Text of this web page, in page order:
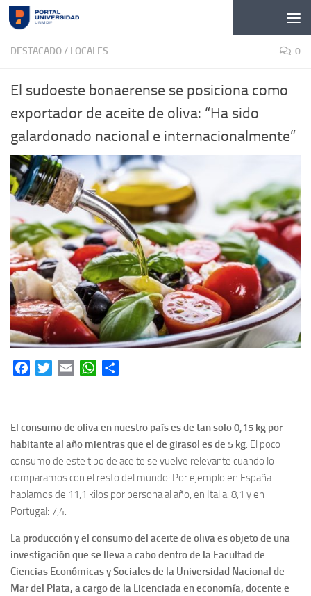
Skip to content
DESTACADO/ LOCALES 0
El sudoeste bonaerense se posiciona como
exportador de aceite de oliva: “Ha sido
galardonado nacional e internacionalmente”
FacebookTwitterEmail WhatsApp
El consumo de oliva en nuestro país es de tan solo 0,15 kg por
habitante al año mientras que el de girasol es de 5 kg. El poco
consumo de este tipo de aceite se vuelve relevante cuando lo
comparamos con el resto del mundo: Por ejemplo en España
hablamos de 11,1 kilos por persona al año, en Italia: 8,1 y en
Portugal: 7,4.
La producción y el consumo del aceite de oliva es objeto de una
investigación que se lleva a cabo dentro de la Facultad de
Ciencias Económicas y Sociales de la Universidad Nacional de
Mar del Plata, a cargo de la Licenciada en economía, docente e